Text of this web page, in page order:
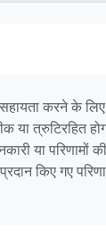
करने के
या
किए गए